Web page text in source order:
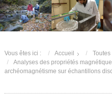
Vous êtes ici : Accueil
Analyses des propriétés
archéomagnétisme sur échantillons